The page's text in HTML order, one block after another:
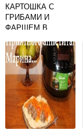
КАРТОШКА С
ГРИБАМИ И
ФАРШЕМ В